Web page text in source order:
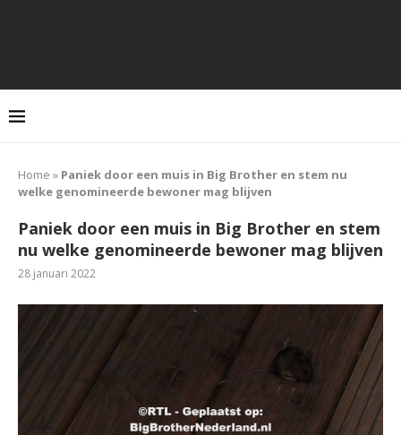
Home » Paniek door een muis in Big Brother en stem nu
welke genomineerde bewoner mag blijven
Paniek door een muis in Big Brother en stem
nu welke genomineerde bewoner mag blijven
28 januari 2022